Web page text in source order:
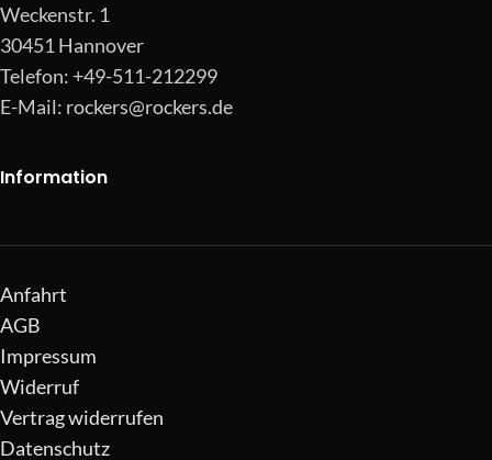
Weckenstr. 1
30451 Hannover
Telefon: +49-511-212299
E-Mail: rockers@rockers.de
Information
Anfahrt
AGB
Impressum
Widerruf
Vertrag widerrufen
Datenschutz